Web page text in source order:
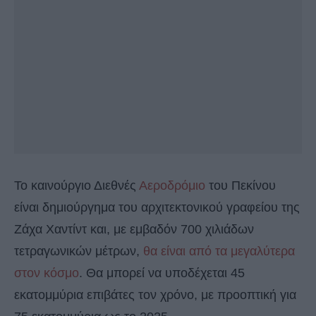
Το καινούργιο Διεθνές Αεροδρόμιο του Πεκίνου
είναι δημιούργημα του αρχιτεκτονικού γραφείου της
Ζάχα Χαντίντ και, με εμβαδόν 700 χιλιάδων
τετραγωνικών μέτρων, θα είναι από τα μεγαλύτερα
στον κόσμο. Θα μπορεί να υποδέχεται 45
εκατομμύρια επιβάτες τον χρόνο, με προοπτική για